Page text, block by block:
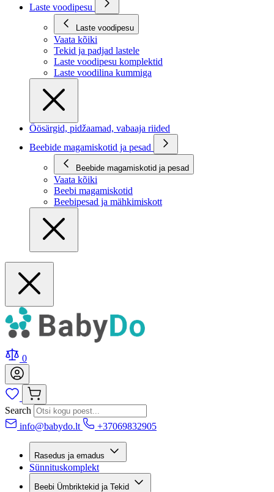
Laste voodipesu
Laste voodipesu
Vaata kõiki
Tekid ja padjad lastele
Laste voodipesu komplektid
Laste voodilina kummiga
Öösärgid, pidžaamad, vabaaja riided
Beebide magamiskotid ja pesad
Beebide magamiskotid ja pesad
Vaata kõiki
Beebi magamiskotid
Beebipesad ja mähkimiskott
0
Search
info@babydo.lt
+37069832905
Rasedus ja emadus
Sünnituskomplekt
Beebi Ümbriktekid ja Tekid